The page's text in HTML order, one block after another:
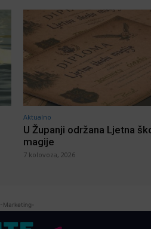
Aktualno
U Županji održana Ljetna
magije
7 kolovoza, 2026
-Marketing-